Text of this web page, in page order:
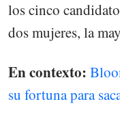
los cinco
dos mujeres, la
En contexto:
su fortuna para